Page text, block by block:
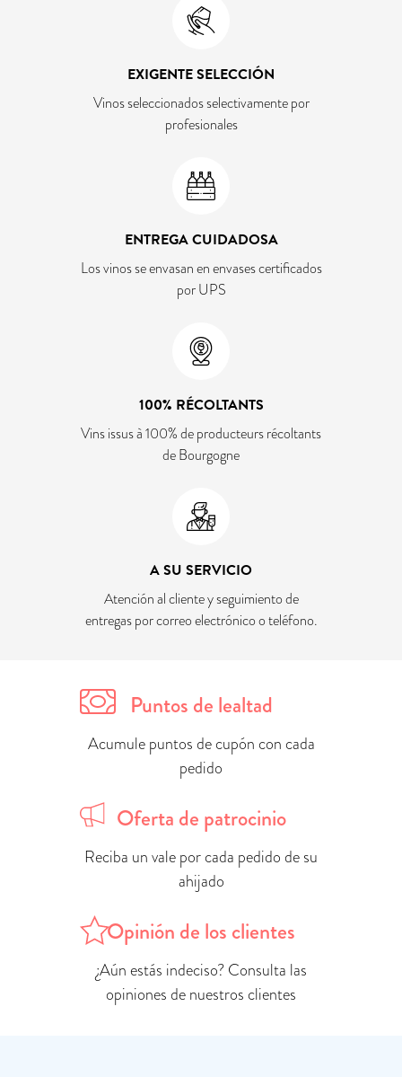
EXIGENTE SELECCIÓN
Vinos seleccionados selectivamente por
profesionales
ENTREGA CUIDADOSA
Los vinos se envasan en envases certificados
por UPS
100% RÉCOLTANTS
Vins issus à 100% de producteurs récoltants
de Bourgogne
A SU SERVICIO
Atención al cliente y seguimiento de
entregas por correo electrónico o teléfono.
Puntos de lealtad
Acumule puntos de cupón con cada
pedido
Oferta de patrocinio
Reciba un vale por cada pedido de su
ahijado
Opinión de los clientes
¿Aún estás indeciso? Consulta las
opiniones de nuestros clientes